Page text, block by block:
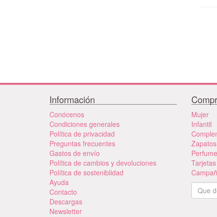
Información
Conócenos
Condiciones generales
Política de privacidad
Preguntas frecuentes
Gastos de envío
Política de cambios y devoluciones
Política de sosteniblidad
Ayuda
Contacto
Descargas
Newsletter
Mujer
Infantil
Perfume